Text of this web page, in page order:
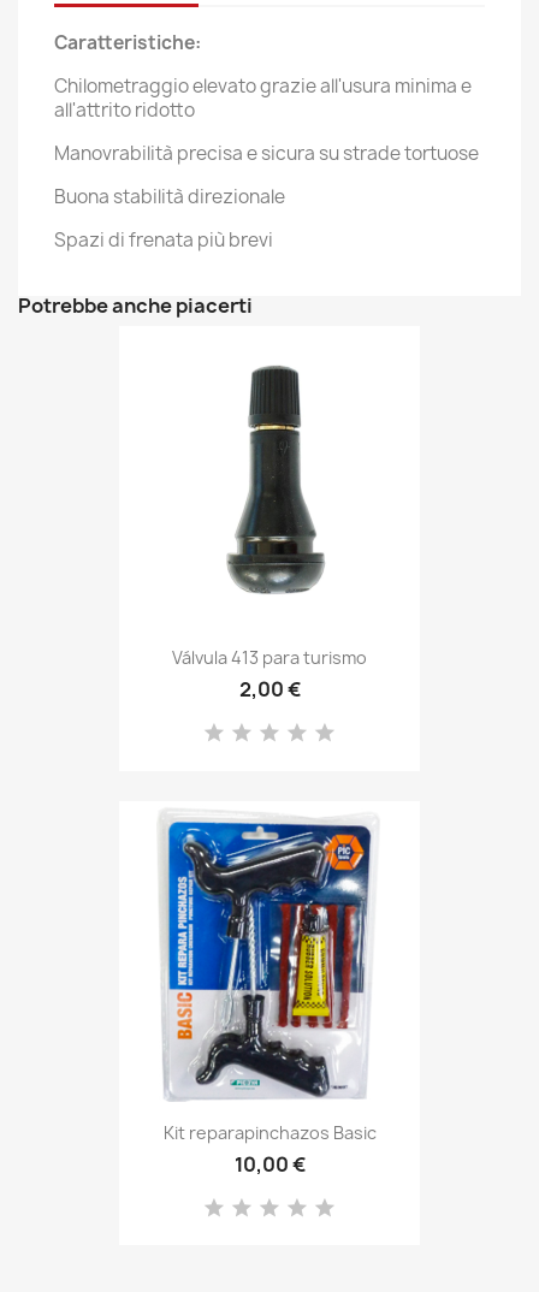
Caratteristiche:
Chilometraggio elevato grazie all'usura minima e
all'attrito ridotto
Manovrabilità precisa e sicura su strade tortuose
Buona stabilità direzionale
Spazi di frenata più brevi
Potrebbe anche piacerti
Válvula 413 para turismo
2,00 €
Kit reparapinchazos Basic
10,00 €